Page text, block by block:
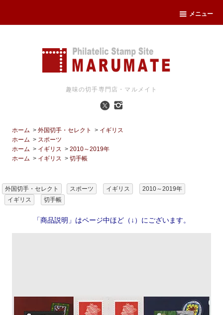
メニュー
趣味の切手専門店・マルメイト
ホーム >外国切手・セレクト > イギリス
ホーム > スポーツ
ホーム > イギリス >2010～2019年
ホーム > イギリス >切手帳
外国切手・セレクト スポーツ イギリス
2010～2019年
イギリス
切手帳
「商品説明」はページ中ほど（↓）にございます。